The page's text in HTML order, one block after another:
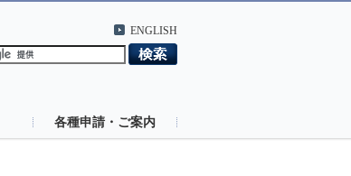
ENGLISH
各種申請・ご案内